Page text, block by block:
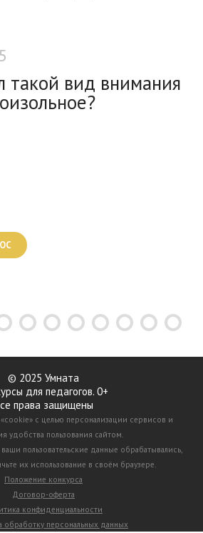
такой вид внимания
© 2025 Умната
для педагогов. 0+
права защищены
«cookie» с целью персонализации сервисов и
удобства пользования сайтом.
пользовательские данные обрабатывались,
их использование в своём браузере.
Положение конкурса
Договор-оферта
конфиденциальности
обработку персональных данных